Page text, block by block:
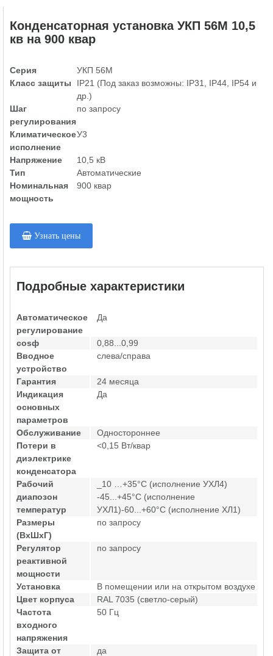
Конденсаторная установка УКП 56М 10,5
кв на 900 квар
Серия
УКП 56М
Класс защиты
IP21 (Под заказ возможны: IP31, IP44, IP54 и
др.)
Шаг
регулирования
по запросу
Климатическое
исполнение
У3
Напряжение
10,5 кВ
Тип
Автоматические
Номинальная
мощность
900 квар
Узнать цены
Подробные характеристики
Автоматическое
регулирование
Да
cosф
0,88...0,99
Вводное
устройство
слева/справа
Гарантия
24 месяца
Индикация
основных
параметров
Да
Обслуживание
Одностороннее
Потери в
диэлектрике
конденсатора
<0,15 Вт/квар
Рабочий
диапозон
температур
_10 …+35°С (исполнение УХЛ4)
-45...+45°С (исполнение
УХЛ1)-60...+60°С (исполнение ХЛ1)
Размеры
(ВхШхГ)
по запросу
Регулятор
реактивной
мощности
по запросу
Установка
В помещении или на открытом воздухе
Цвет корпуса
RAL 7035 (светло-серый)
Частота
входного
напряжения
50 Гц
Защита от
да